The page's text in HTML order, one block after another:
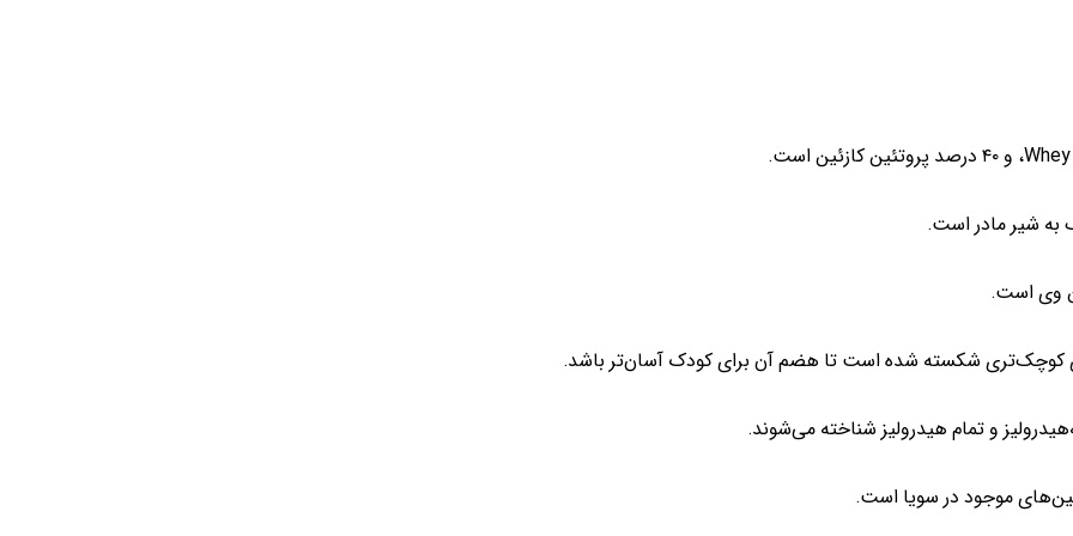
به شیر مادر است.
وی است.
کوچک‌تری شکسته شده است تا هضم آن برای کودک آسان‌تر باشد.
و تمام هیدرولیز شناخته می‌شوند.
موجود در سویا است.